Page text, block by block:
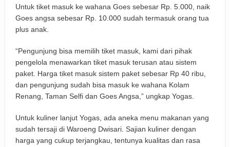
Untuk tiket masuk ke wahana Goes sebesar Rp. 5.000, naik
Goes angsa sebesar Rp. 10.000 sudah termasuk orang tua
plus anak.
“Pengunjung bisa memilih tiket masuk, kami dari pihak
pengelola menawarkan tiket masuk terusan atau sistem
paket. Harga tiket masuk sistem paket sebesar Rp 40 ribu,
dan pengunjung sudah bisa masuk ke wahana Kolam
Renang, Taman Selfi dan Goes Angsa,” ungkap Yogas.
Untuk kuliner lanjut Yogas, ada aneka menu makanan yang
sudah tersaji di Waroeng Dwisari. Sajian kuliner dengan
harga yang cukup terjangkau, tentunya kualitas dan rasa